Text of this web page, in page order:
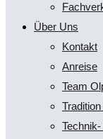
Über Uns
Kontakt
Anreise
Team